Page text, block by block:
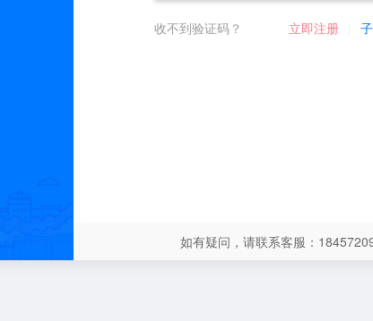
如有疑问，请联系客服：